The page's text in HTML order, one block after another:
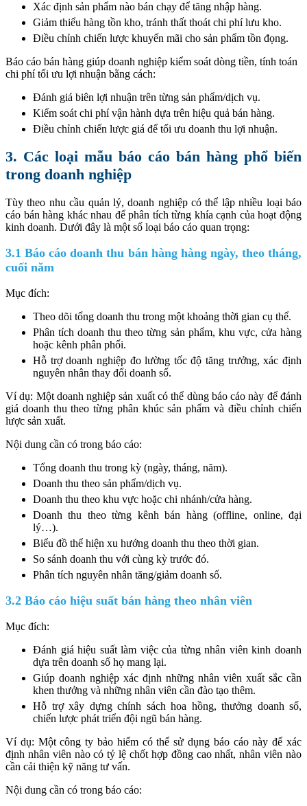
Xác định sản phẩm nào bán chạy để tăng nhập hàng.
Giảm thiểu hàng tồn kho, tránh thất thoát chi phí lưu kho.
Điều chỉnh chiến lược khuyến mãi cho sản phẩm tồn đọng.
Báo cáo bán hàng giúp doanh nghiệp kiểm soát dòng tiền, tính toán
chi phí tối ưu lợi nhuận bằng cách:
Đánh giá biên lợi nhuận trên từng sản phẩm/dịch vụ.
Kiểm soát chi phí vận hành dựa trên hiệu quả bán hàng.
Điều chỉnh chiến lược giá để tối ưu doanh thu lợi nhuận.
3. Các loại mẫu báo cáo bán hàng phổ biến
trong doanh nghiệp
Tùy theo nhu cầu quản lý, doanh nghiệp có thể lập nhiều loại báo
cáo bán hàng khác nhau để phân tích từng khía cạnh của hoạt động
kinh doanh. Dưới đây là một số loại báo cáo quan trọng:
3.1 Báo cáo doanh thu bán hàng hàng ngày, theo tháng,
cuối năm
Mục đích:
Theo dõi tổng doanh thu trong một khoảng thời gian cụ thể.
Phân tích doanh thu theo từng sản phẩm, khu vực, cửa hàng
hoặc kênh phân phối.
Hỗ trợ doanh nghiệp đo lường tốc độ tăng trưởng, xác định
nguyên nhân thay đổi doanh số.
Ví dụ: Một doanh nghiệp sản xuất có thể dùng báo cáo này để đánh
giá doanh thu theo từng phân khúc sản phẩm và điều chỉnh chiến
lược sản xuất.
Nội dung cần có trong báo cáo:
Tổng doanh thu trong kỳ (ngày, tháng, năm).
Doanh thu theo sản phẩm/dịch vụ.
Doanh thu theo khu vực hoặc chi nhánh/cửa hàng.
Doanh thu theo từng kênh bán hàng (offline, online, đại
lý…).
Biểu đồ thể hiện xu hướng doanh thu theo thời gian.
So sánh doanh thu với cùng kỳ trước đó.
Phân tích nguyên nhân tăng/giảm doanh số.
3.2 Báo cáo hiệu suất bán hàng theo nhân viên
Mục đích:
Đánh giá hiệu suất làm việc của từng nhân viên kinh doanh
dựa trên doanh số họ mang lại.
Giúp doanh nghiệp xác định những nhân viên xuất sắc cần
khen thưởng và những nhân viên cần đào tạo thêm.
Hỗ trợ xây dựng chính sách hoa hồng, thưởng doanh số,
chiến lược phát triển đội ngũ bán hàng.
Ví dụ: Một công ty bảo hiểm có thể sử dụng báo cáo này để xác
định nhân viên nào có tỷ lệ chốt hợp đồng cao nhất, nhân viên nào
cần cải thiện kỹ năng tư vấn.
Nội dung cần có trong báo cáo: